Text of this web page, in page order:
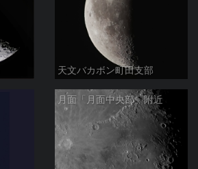
天文バカボン町田支部
月面「月面中央部」附近